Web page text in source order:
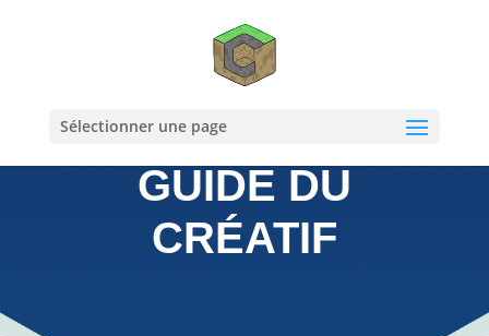
Sélectionner une page
GUIDE DU
CRÉATIF